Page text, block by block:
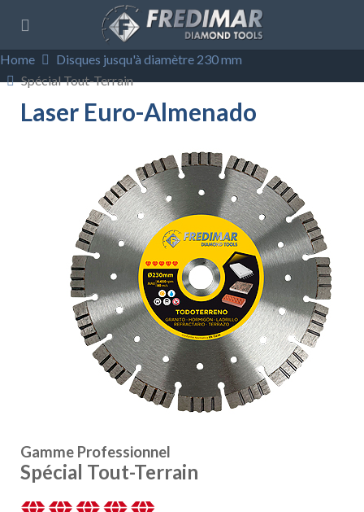
Home
Disques jusqu'à diamètre 230 mm
Spécial Tout-Terrain
Laser Euro-Almenado
Gamme Professionnel
Spécial Tout-Terrain